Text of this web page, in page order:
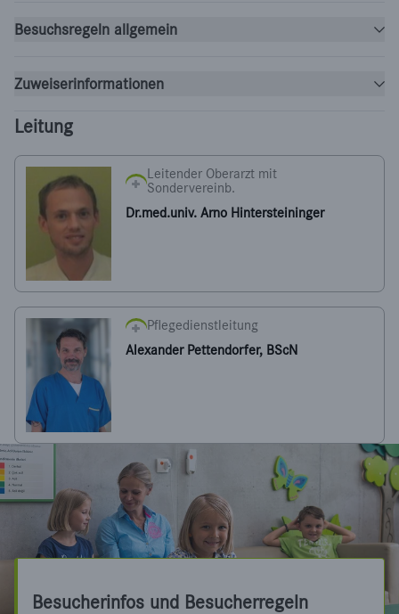
Besuchsregeln allgemein
Zuweiserinformationen
Leitung
Leitender Oberarzt mit
Sondervereinb.
Dr.med.univ. Arno Hintersteininger
Pflegedienstleitung
Alexander Pettendorfer, BScN
Besucherinfos und Besucherregeln